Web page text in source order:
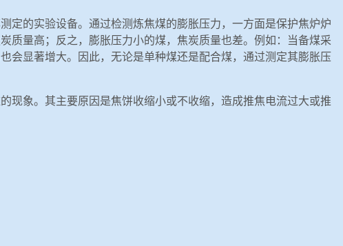
定的实验设备。通过检测炼焦煤的膨胀压力，一方面是保护焦炉炉
质量高；反之，膨胀压力小的煤，焦炭质量也差。例如：当备煤采
会显著增大。因此，无论是单种煤还是配合煤，通过测定其膨胀压
现象。其主要原因是焦饼收缩小或不收缩，造成推焦电流过大或推